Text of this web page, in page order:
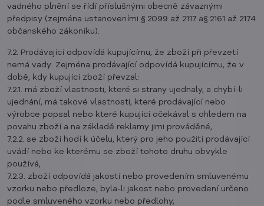
vadného plnění se řídí příslušnými obecně závaznými
předpisy (zejména ustanoveními § 2099 až 2117 a§ 2161 až 2174
občanského zákoníku).
7.2. Prodávající odpovídá kupujícímu, že zboží při převzetí
nemá vady. Zejména prodávající odpovídá kupujícímu, že v
době, kdy kupující zboží převzal:
7.2.1. má zboží vlastnosti, které si strany ujednaly, a chybí-li
ujednání, má takové vlastnosti, které prodávající nebo
výrobce popsal nebo které kupující očekával s ohledem na
povahu zboží a na základě reklamy jimi prováděné,
7.2.2. se zboží hodí k účelu, který pro jeho použití prodávající
uvádí nebo ke kterému se zboží tohoto druhu obvykle
používá,
7.2.3. zboží odpovídá jakostí nebo provedením smluvenému
vzorku nebo předloze, byla-li jakost nebo provedení určeno
podle smluveného vzorku nebo předlohy,